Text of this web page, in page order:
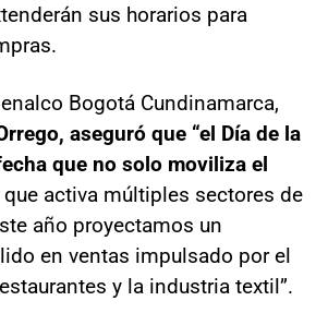
sus horarios para
Bogotá Cundinamarca,
aseguró que “el Día de la
que no solo moviliza el
que activa múltiples sectores de
año proyectamos un
en ventas impulsado por el
y la industria textil”.